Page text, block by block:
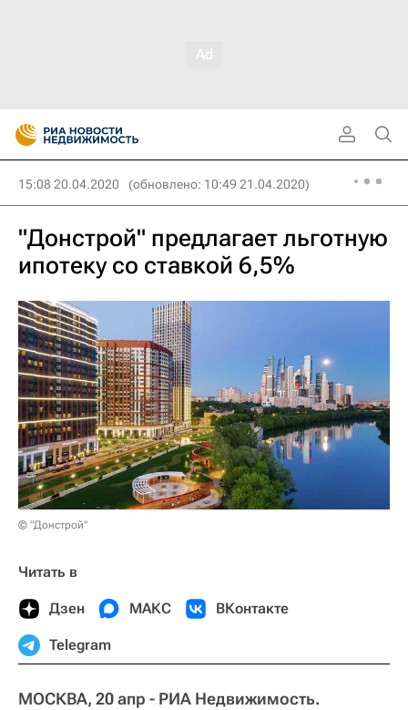
15:08 20.04.2020 (обновлено: 10:49 21.04.2020)
"Донстрой" предлагает льготную
ипотеку со ставкой 6,5%
© "Донстрой"
Читать в
Дзен МАКС ВКонтакте
Telegram
МОСКВА, 20 апр - РИА Недвижимость.